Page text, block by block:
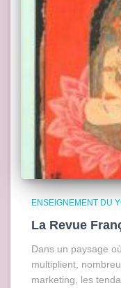
ENSEIGNEMENT DU
La Revue
Dans un paysage
multiplient,
marketing, les